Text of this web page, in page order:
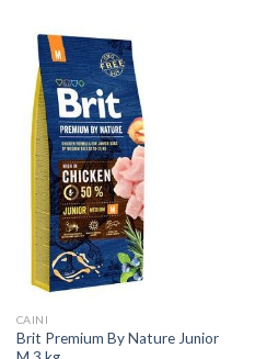
CAINI
Brit Premium By Nature Junior